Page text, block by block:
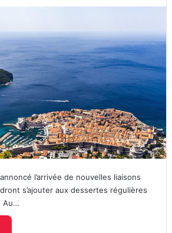
l’arrivée de nouvelles liaisons
s’ajouter aux dessertes régulières
Au…